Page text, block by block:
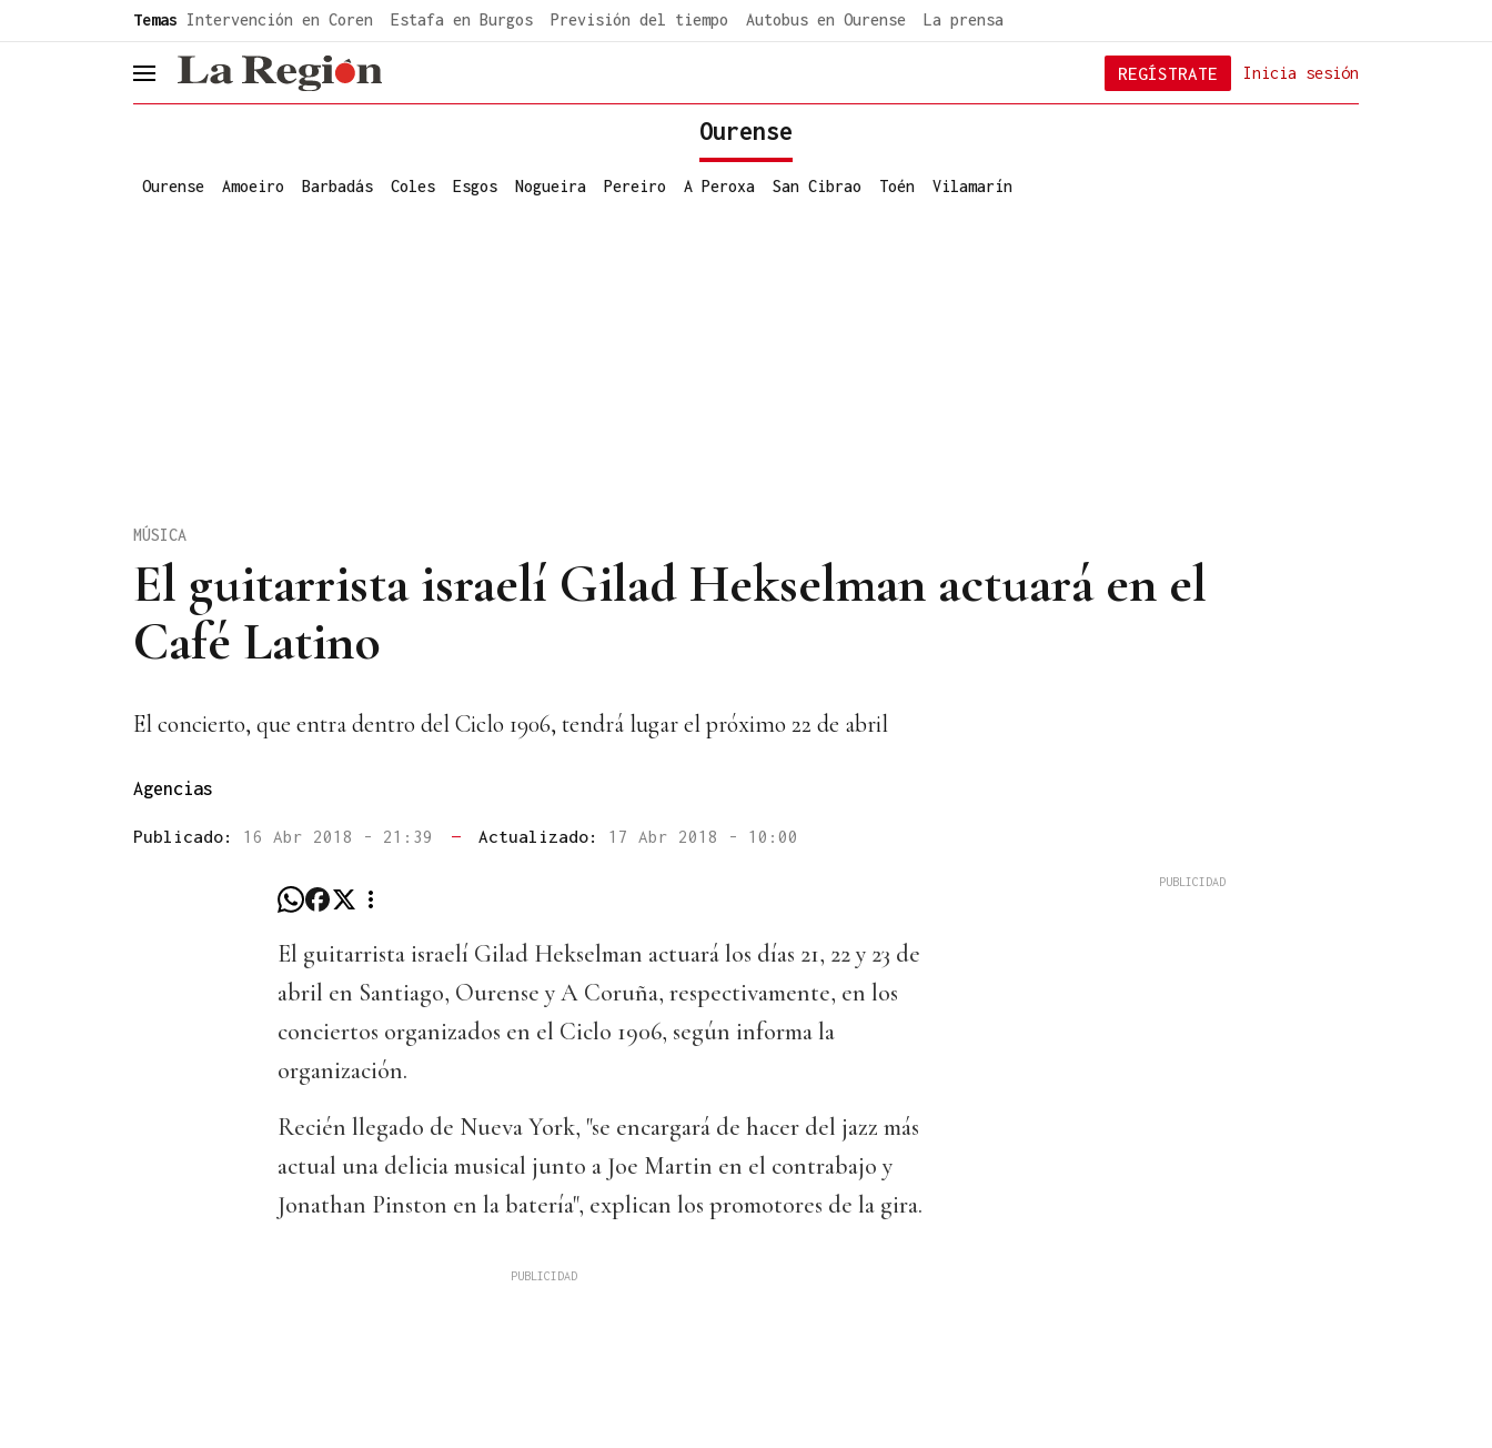
Temas Intervención en Coren Estafa en Burgos Previsión del tiempo Autobus en Ourense La prensa
header.menu.open Inicia sesión
REGÍSTRATE
Ourense
Ourense Amoeiro Barbadás Coles Esgos Nogueira Pereiro A Peroxa San Cibrao Toén Vilamarín
El guitarrista israelí Gilad Hekselman actuará en el
Café Latino
MÚSICA
El concierto, que entra dentro del Ciclo 1906, tendrá lugar el próximo 22 de abril
Agencias
Publicado: 16 Abr 2018 - 21:39 — Actualizado: 17 Abr 2018 - 10:00
El guitarrista israelí Gilad Hekselman actuará los días 21, 22 y 23 de
abril en Santiago, Ourense y A Coruña, respectivamente, en los
conciertos organizados en el Ciclo 1906, según informa la
organización.
Recién llegado de Nueva York, "se encargará de hacer del jazz más
actual una delicia musical junto a Joe Martin en el contrabajo y
Jonathan Pinston en la batería", explican los promotores de la gira.